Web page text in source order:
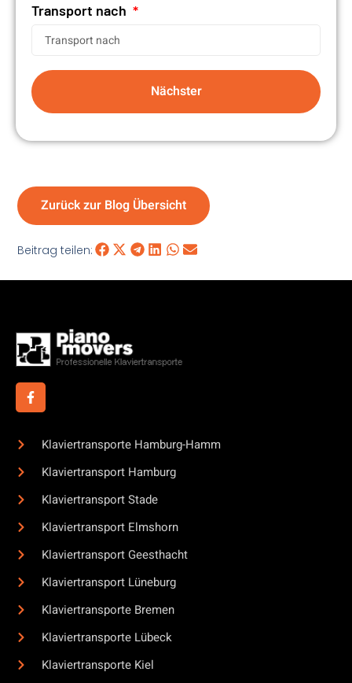
Transport nach
Nächster
Zurück zur Blog Übersicht
Beitrag teilen:
Klaviertransporte Hamburg-Hamm
Klaviertransport Hamburg
Klaviertransport Stade
Klaviertransport Elmshorn
Klaviertransport Geesthacht
Klaviertransport Lüneburg
Klaviertransporte Bremen
Klaviertransporte Lübeck
Klaviertransporte Kiel